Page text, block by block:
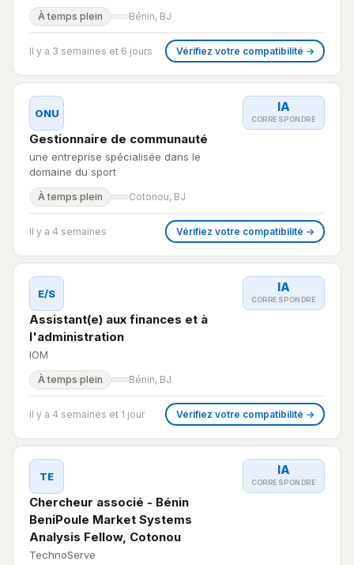
À temps plein Bénin, BJ
Il y a 3 semaines et 6 jours Vérifiez votre compatibilité →
ONU
Gestionnaire de communauté
une entreprise spécialisée dans le
domaine du sport
IA
CORRESPONDRE
À temps plein Cotonou, BJ
Il y a 4 semaines Vérifiez votre compatibilité →
E/S
Assistant(e) aux finances et à
l'administration
IOM
IA
CORRESPONDRE
À temps plein Bénin, BJ
Il y a 4 semaines et 1 jour Vérifiez votre compatibilité →
TE
Chercheur associé - Bénin
BeniPoule Market Systems
Analysis Fellow, Cotonou
TechnoServe
IA
CORRESPONDRE